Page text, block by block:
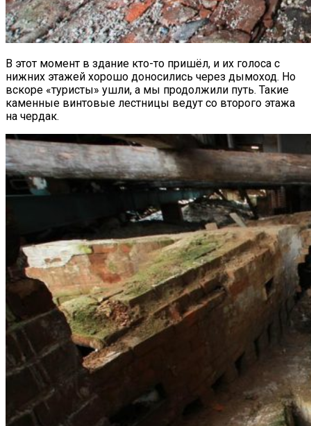
В этот момент в здание кто-то пришёл, и их голоса с
нижних этажей хорошо доносились через дымоход. Но
вскоре «туристы» ушли, а мы продолжили путь. Такие
каменные винтовые лестницы ведут со второго этажа
на чердак.